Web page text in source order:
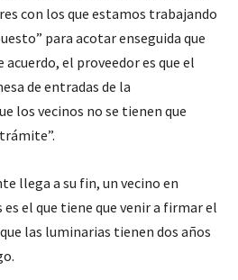
con los que estamos trabajando
para acotar enseguida que
acuerdo, el proveedor es que el
de entradas de la
los vecinos no se tienen que
llega a su fin, un vecino en
el que tiene que venir a firmar el
las luminarias tienen dos años